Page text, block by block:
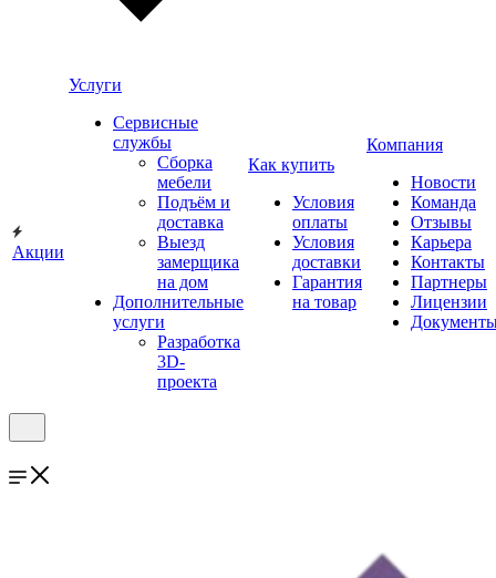
Акции
Услуги
Сервисные
службы
Сборка
мебели
Подъём и
доставка
Выезд
замерщика
на дом
Дополнительные
услуги
Разработка
3D-
проекта
Как купить
Условия
оплаты
Условия
доставки
Гарантия
на товар
Компания
Новости
Команда
Отзывы
Карьера
Контакты
Партнеры
Лицензии